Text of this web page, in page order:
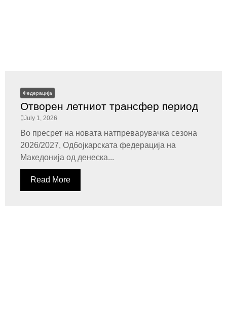
Федерација
Отворен летниот трансфер период
July 1, 2026
Во пресрет на новата натпреварувачка сезона
2026/2027, Одбојкарската федерација на
Македонија од денеска...
Read More